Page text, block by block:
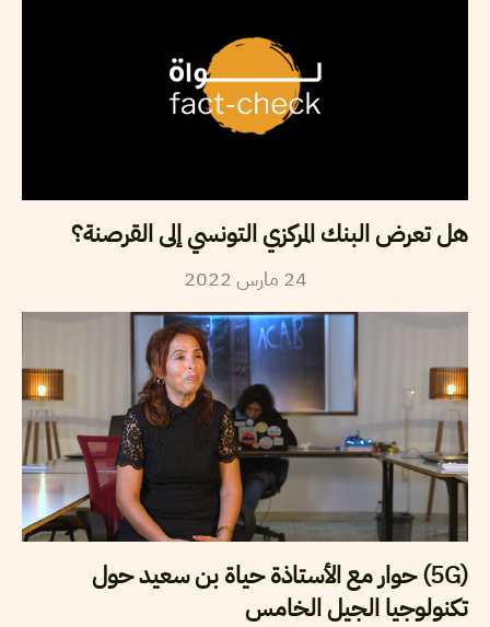
هل تعرض البنك المركزي التونسي إلى القرصنة؟
24 مارس2022
(5G) حوار مع الأستاذة حياة بن سعيد حول
تكنولوجيا الجيل الخامس